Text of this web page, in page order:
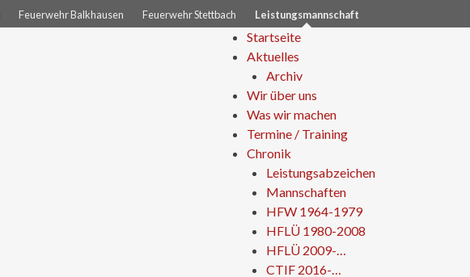
Feuerwehr Balkhausen Feuerwehr Stettbach Leistungsmannschaft
Inhalt
springen
Startseite
Aktuelles
Archiv
Wir über uns
Was wir machen
Termine / Training
Chronik
Leistungsabzeichen
Mannschaften
HFW 1964-1979
HFLÜ 1980-2008
HFLÜ 2009-…
CTIF 2016-…